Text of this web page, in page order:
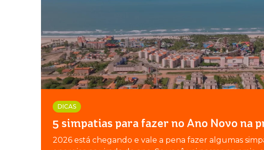
DICAS
5 simpatias para fazer no Ano Novo na
2026 está chegando e vale a pena fazer algumas